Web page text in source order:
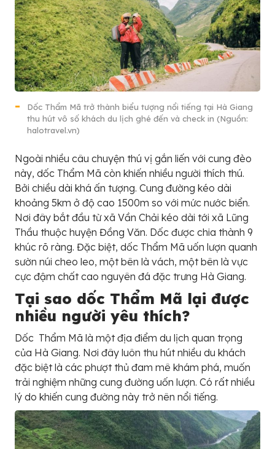
Dốc Thẩm Mã trở thành biểu tượng nổi tiếng tại Hà Giang
thu hút vô số khách du lịch ghé đến và check in (Nguồn:
halotravel.vn)
Ngoài nhiều câu chuyện thú vị gắn liến với cung đèo
này, dốc Thẩm Mã còn khiến nhiều người thích thú.
Bởi chiều dài khá ấn tượng. Cung đường kéo dài
khoảng 5km ở độ cao 1500m so với mức nước biển.
Nơi đây bắt đầu từ xã Vần Chải kéo dài tới xã Lũng
Thầu thuộc huyện Đồng Văn. Dốc được chia thành 9
khúc rõ ràng. Đặc biệt, dốc Thẩm Mã uốn lượn quanh
sườn núi cheo leo, một bên là vách, một bên là vực
cực đậm chất cao nguyên đá đặc trưng Hà Giang.
Tại sao dốc Thẩm Mã lại được
nhiều người yêu thích?
Dốc Thẩm Mã là một địa điểm du lịch quan trọng
của Hà Giang. Nơi đây luôn thu hút nhiều du khách
đặc biệt là các phượt thủ đam mê khám phá, muốn
trải nghiệm những cung đường uốn lượn. Có rất nhiều
lý do khiến cung đường này trở nên nổi tiếng.